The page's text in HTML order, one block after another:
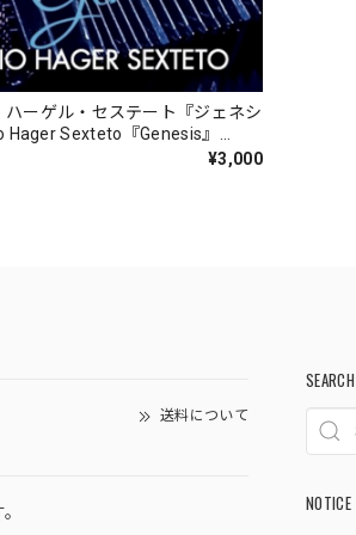
ハーゲル・セステート『ジェネシ
Hager Sexteto『Genesis』
¥3,000
送料について
SEARCH
NOTICE